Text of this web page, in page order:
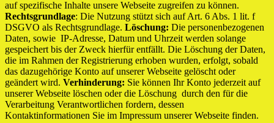
auf spezifische Inhalte unsere Webseite zugreifen zu können.
Rechtsgrundlage: Die Nutzung stützt sich auf Art. 6 Abs. 1 lit. f
DSGVO als Rechtsgrundlage. Löschung: Die personenbezogenen
Daten, sowie IP-Adresse, Datum und Uhrzeit werden solange
gespeichert bis der Zweck hierfür entfällt. Die Löschung der Daten,
die im Rahmen der Registrierung erhoben wurden, erfolgt, sobald
das dazugehörige Konto auf unserer Webseite gelöscht oder
geändert wird. Verhinderung: Sie können Ihr Konto jederzeit auf
unserer Webseite löschen oder die Löschung durch den für die
Verarbeitung Verantwortlichen fordern, dessen
Kontaktinformationen Sie im Impressum unserer Webseite finden.